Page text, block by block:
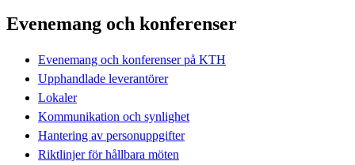
Evenemang och konferenser
Evenemang och konferenser på KTH
Upphandlade leverantörer
Lokaler
Kommunikation och synlighet
Hantering av personuppgifter
Riktlinjer för hållbara möten